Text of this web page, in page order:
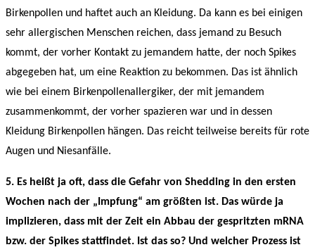
Birkenpollen und haftet auch an Kleidung. Da kann es bei einigen
sehr allergischen Menschen reichen, dass jemand zu Besuch
kommt, der vorher Kontakt zu jemandem hatte, der noch Spikes
abgegeben hat, um eine Reaktion zu bekommen. Das ist ähnlich
wie bei einem Birkenpollenallergiker, der mit jemandem
zusammenkommt, der vorher spazieren war und in dessen
Kleidung Birkenpollen hängen. Das reicht teilweise bereits für rote
Augen und Niesanfälle.
5. Es heißt ja oft, dass die Gefahr von Shedding in den ersten
Wochen nach der „Impfung“ am größten ist. Das würde ja
implizieren, dass mit der Zeit ein Abbau der gespritzten mRNA
bzw. der Spikes stattfindet. Ist das so? Und welcher Prozess ist